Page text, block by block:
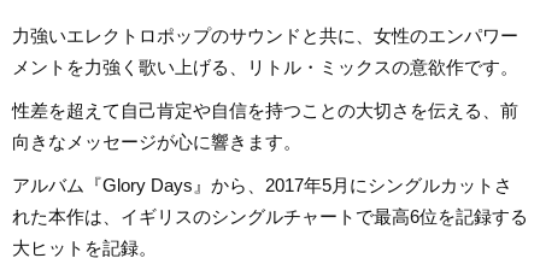
力強いエレクトロポップのサウンドと共に、女性のエンパワー
メントを力強く歌い上げる、リトル・ミックスの意欲作です。
性差を超えて自己肯定や自信を持つことの大切さを伝える、前
向きなメッセージが心に響きます。
アルバム『Glory Days』から、2017年5月にシングルカットさ
れた本作は、イギリスのシングルチャートで最高6位を記録する
大ヒットを記録。